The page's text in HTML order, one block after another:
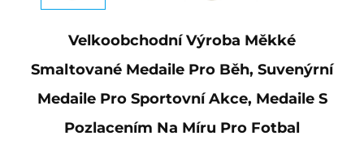
Velkoobchodní Výroba Měkké
Smaltované Medaile Pro Běh, Suvenýrní
Medaile Pro Sportovní Akce, Medaile S
Pozlacením Na Míru Pro Fotbal